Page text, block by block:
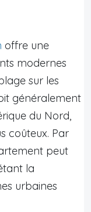
offre une
modernes
sur les
généralement
du Nord,
coûteux. Par
peut
la
urbaines